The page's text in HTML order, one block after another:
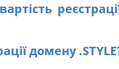
домену